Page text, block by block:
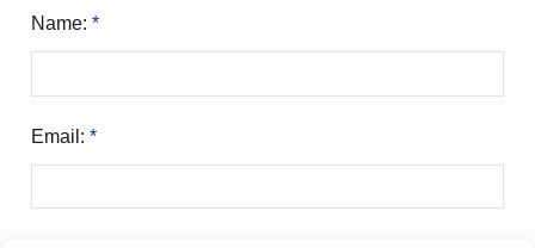
Name:*
Email:*